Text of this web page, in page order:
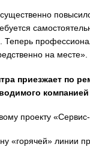
Теперь
на месте».
приезжает по
проекту
«горячей» линии